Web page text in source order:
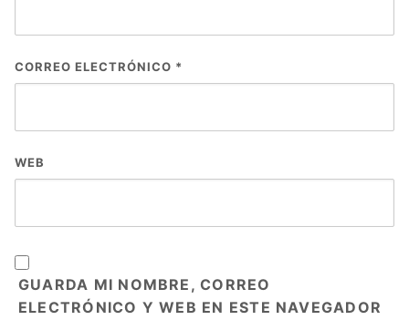
CORREO ELECTRÓNICO *
WEB
GUARDA MI NOMBRE, CORREO
ELECTRÓNICO Y WEB EN ESTE NAVEGADOR